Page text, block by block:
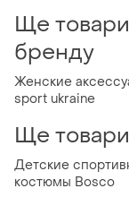
Ще товари
бренду
Женские
sport ukraine
Ще
Детские
костюмы Bosco